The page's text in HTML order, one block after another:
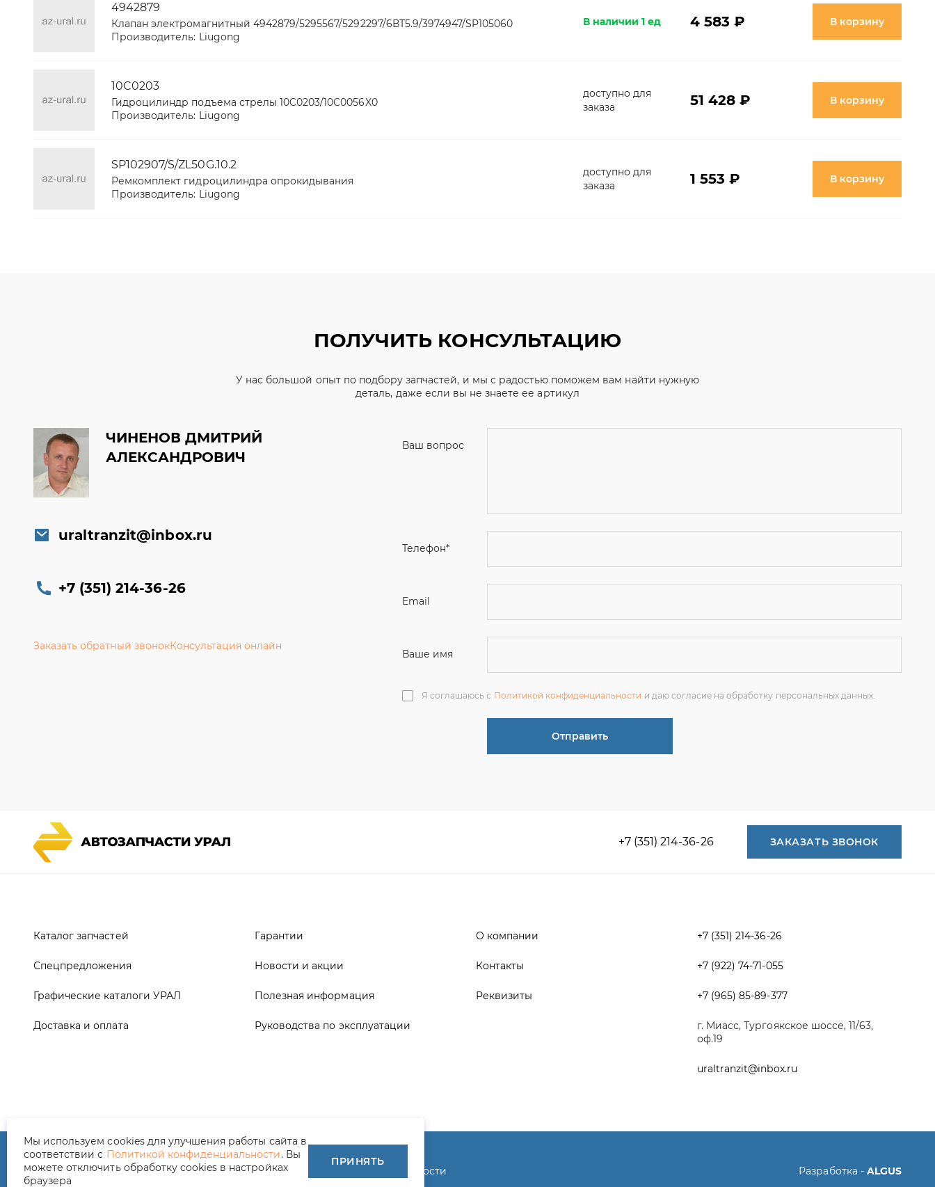
4942879
Клапан электромагнитный 4942879/5295567/5292297/6ВТ5.9/3974947/SP105060
Производитель: Liugong
В наличии 1 ед 4 583 ₽ В корзину
10C0203
Гидроцилиндр подъема стрелы 10C0203/10C0056X0
Производитель: Liugong
доступно для
заказа
51 428 ₽ В корзину
SP102907/S/ZL50G.10.2
Ремкомплект гидроцилиндра опрокидывания
Производитель: Liugong
доступно для
заказа
1 553 ₽ В корзину
ПОЛУЧИТЬ КОНСУЛЬТАЦИЮ
У нас большой опыт по подбору запчастей, и мы с радостью поможем вам найти нужную
деталь, даже если вы не знаете ее артикул
ЧИНЕНОВ ДМИТРИЙ
АЛЕКСАНДРОВИЧ
uraltranzit@inbox.ru
+7 (351) 214-36-26
Заказать обратный звонокКонсультация онлайн
Ваш вопрос
Я соглашаюсь с
Отправить
Каталог запчастей +7 (351) 214-36-26
оф.19
uraltranzit@inbox.ru
Мы используем cookies для улучшения работы сайта в
соответствии с Политикой конфиденциальности. Вы
можете отключить обработку cookies в настройках
браузера
ПРИНЯТЬ